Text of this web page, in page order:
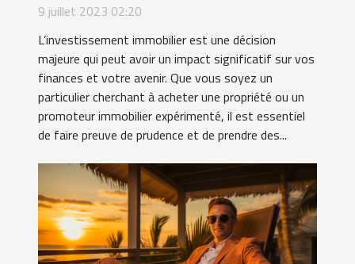
9 juillet 2023 02:20
L’investissement immobilier est une décision
majeure qui peut avoir un impact significatif sur vos
finances et votre avenir. Que vous soyez un
particulier cherchant à acheter une propriété ou un
promoteur immobilier expérimenté, il est essentiel
de faire preuve de prudence et de prendre des...